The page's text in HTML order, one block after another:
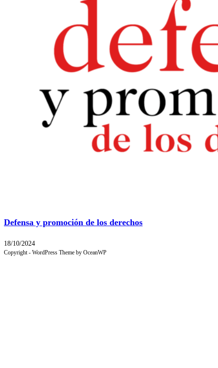
Defensa y promoción de los derechos
18/10/2024
Copyright - WordPress Theme by OceanWP